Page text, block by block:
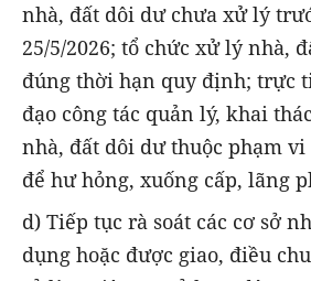
nhà, đất dôi dư chưa xử lý
25/5/2026; tổ chức xử lý nhà,
đúng thời hạn quy định; trực
đạo công tác quản lý, khai
nhà, đất dôi dư thuộc phạm
để hư hỏng, xuống cấp, lãng
d) Tiếp tục rà soát các cơ sở
dụng hoặc được giao, điều